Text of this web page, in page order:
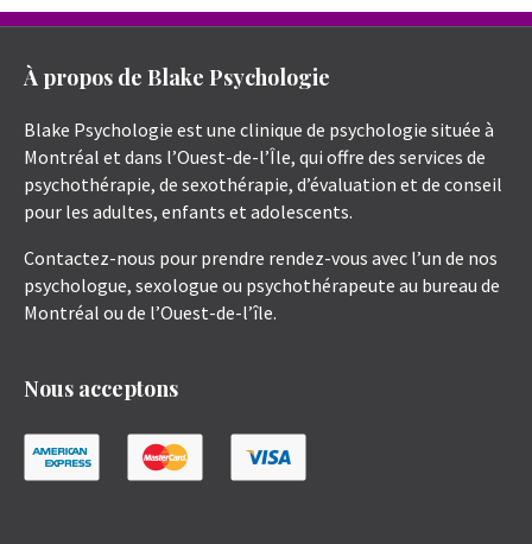
À propos de Blake Psychologie
Blake Psychologie est une clinique de psychologie située à
Montréal et dans l’Ouest-de-l’Île, qui offre des services de
psychothérapie, de sexothérapie, d’évaluation et de conseil
pour les adultes, enfants et adolescents.
Contactez-nous pour prendre rendez-vous avec l’un de nos
psychologue, sexologue ou psychothérapeute au bureau de
Montréal ou de l’Ouest-de-l’île.
Nous acceptons